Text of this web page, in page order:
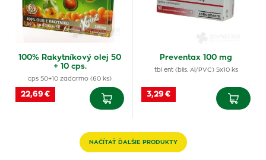
100% Rakytníkový olej 50
+ 10 cps.
cps 50+10 zadarmo (60 ks)
22,69 €
Preventax 100 mg
tbl ent (blis. Al/PVC) 5x10 ks
3,29 €
NAČÍTAŤ ĎALŠIE PRODUKTY